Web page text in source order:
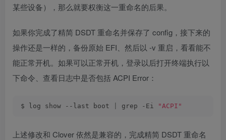
某些设备），那么就要权衡这一重命名的后果。
如果你完成了精简 DSDT 重命名并保存了 config，接下来的
操作还是一样的，备份原始 EFI、然后以 -v 重启，看看能不
能正常开机。如果可以正常开机，登录以后打开终端执行以
下命令、查看日志中是否包括 ACPI Error：
$ log show --last boot grep -Ei "ACPI"
上述修改和 Clover 依然是兼容的，完成精简 DSDT 重命名